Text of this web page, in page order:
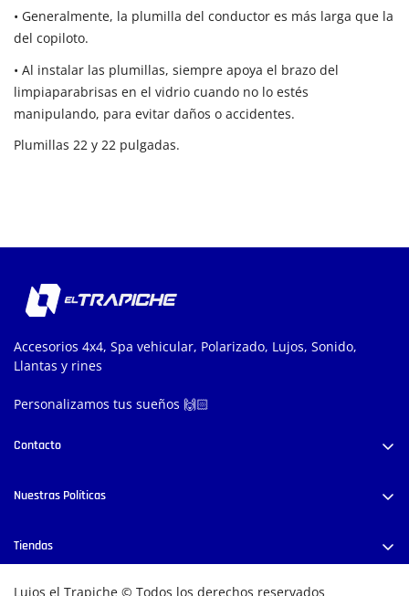
• Generalmente, la plumilla del conductor es más larga que la
del copiloto.
• Al instalar las plumillas, siempre apoya el brazo del
limpiaparabrisas en el vidrio cuando no lo estés
manipulando, para evitar daños o accidentes.
Plumillas 22 y 22 pulgadas.
Accesorios 4x4, Spa vehicular, Polarizado, Lujos, Sonido,
Llantas y rines
Personalizamos tus sueños 🙌🏻
Contacto
Nuestras Políticas
Términos y Condiciones
Cambios y/o Devoluciones
Tiendas
Lujos el Trapiche © Todos los derechos reservados